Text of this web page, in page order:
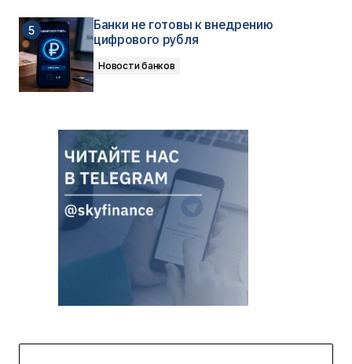
Банки не готовы к внедрению
цифрового рубля
Новости банков